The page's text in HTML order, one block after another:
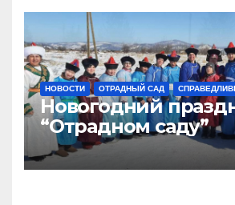
НОВОСТИ ОТРАДНЫЙ САД
Новогодний
“Отрадном саду”